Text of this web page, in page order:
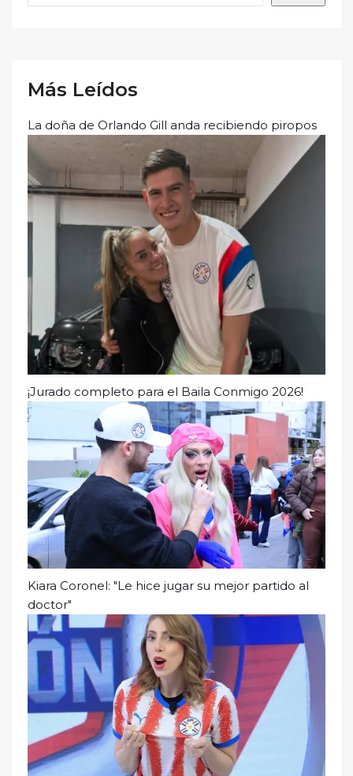
Más Leídos
La doña de Orlando Gill anda recibiendo piropos
¡Jurado completo para el Baila Conmigo 2026!
Kiara Coronel: "Le hice jugar su mejor partido al
doctor"